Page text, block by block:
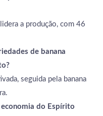
a produção, com 46
de banana
seguida pela banana
do Espírito